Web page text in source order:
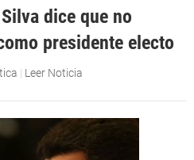
dice que no
presidente electo
| Leer Noticia